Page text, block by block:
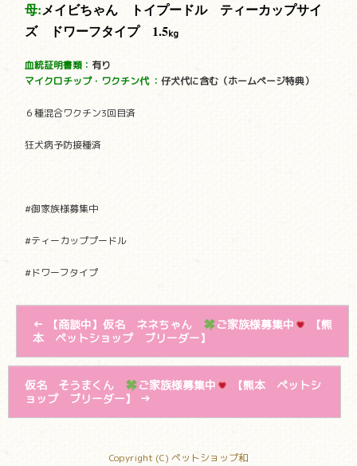
母:メイビちゃん トイプードル ティーカップサイ
ズ ドワーフタイプ1.5kg
血統証明書類： 有り
マイクロチップ・ワクチン代 ：仔犬代に含む（ホームページ特典）
６種混合ワクチン3回目済
狂犬病予防接種済
#御家族様募集中
#ティーカッププードル
#ドワーフタイプ
← 【商談中】仮名 ネネちゃん ご家族様募集中
【熊
本 ペットショップ ブリーダー】
仮名 そうまくん ご家族様募集中
【熊本 ペットシ
ョップ ブリーダー】
→
Copyright (C) ペットショップ和